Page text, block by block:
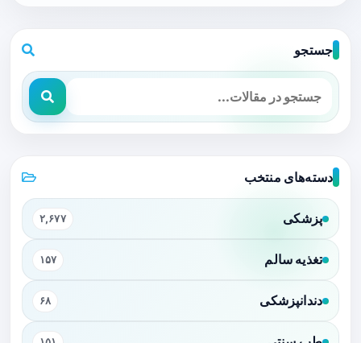
جستجو
دسته‌های منتخب
پزشکی ۲,۶۷۷
تغذیه سالم ۱۵۷
دندانپزشکی ۶۸